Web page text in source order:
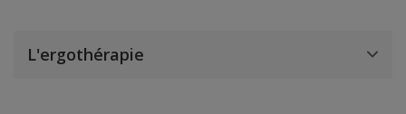
Français
L'ergothérapie